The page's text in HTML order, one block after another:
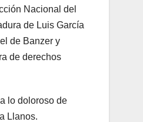
Nacional del
de Luis García
de Banzer y
de derechos
lo doloroso de
Llanos.